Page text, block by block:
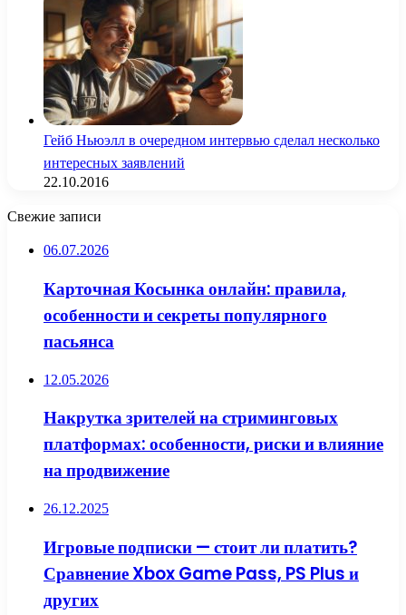
Гейб Ньюэлл в очередном интервью сделал несколько
интересных заявлений
22.10.2016
Свежие записи
06.07.2026
Карточная Косынка онлайн: правила,
особенности и секреты популярного
пасьянса
12.05.2026
Накрутка зрителей на стриминговых
платформах: особенности, риски и влияние
на продвижение
26.12.2025
Игровые подписки — стоит ли платить?
Сравнение Xbox Game Pass, PS Plus и
других